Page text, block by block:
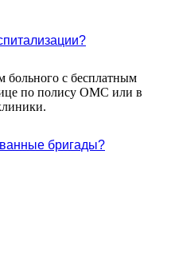
больного с бесплатным
по полису ОМС или в
бригады?